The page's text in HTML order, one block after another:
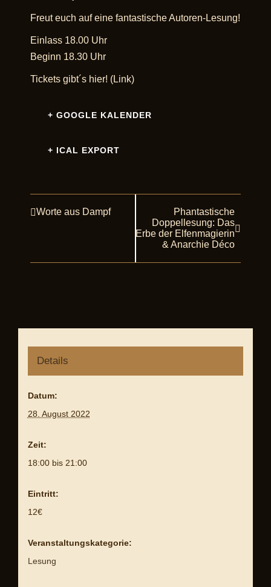
Freut euch auf eine fantastische Autoren-Lesung!
Einlass 18.00 Uhr
Beginn 18.30 Uhr
Tickets gibt´s hier! (Link)
+ GOOGLE KALENDER
+ ICAL EXPORT
Veranstaltung
Worte aus Dampf
Phantastische
Doppellesung: Das
Erbe der Elfenmagierin
& Anarchie Déco
Details
Datum:
28. August 2022
Zeit:
18:00 bis 21:00
Eintritt:
12€
Veranstaltungskategorie:
Lesung